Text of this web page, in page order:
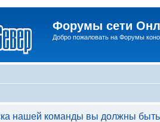
Форумы сети
Добро пожаловать на Форумы
нашей команды вы должны